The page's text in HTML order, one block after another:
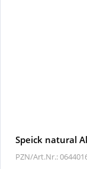
Speick natural
PZN/Art.Nr.: